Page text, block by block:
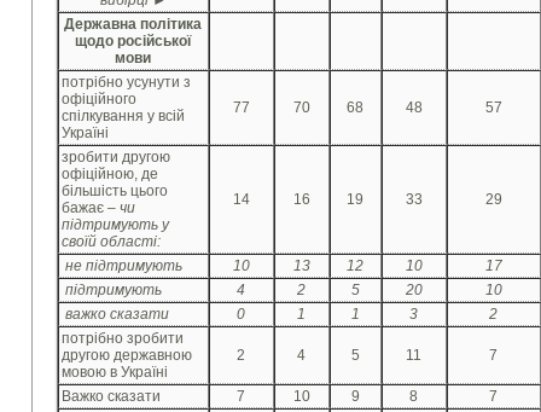
Державна політика
щодо російської
мови
потрібно усунути з
офіційного
спілкування у всій
Україні
77 70 68 48 57
зробити другою
офіційною, де
більшість цього
бажає – чи
підтримують у
своїй області:
14 16 19 33 29
не підтримують 10 13 12 10
17
підтримують
4 2 5 20
10
важко сказати
0 1 1 3
2
потрібно зробити
другою державною
мовою в Україні
2 4 5 11 7
Важко сказати 7 10 9 8
7